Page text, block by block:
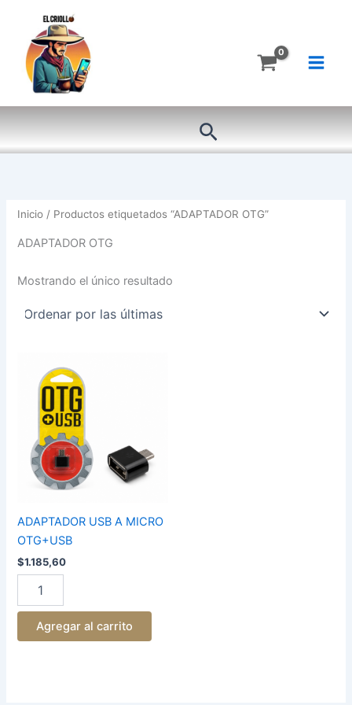
contenido
Buscar
Inicio / Productos etiquetados “ADAPTADOR OTG”
ADAPTADOR OTG
Mostrando el único resultado
ADAPTADOR USB A MICRO
OTG+USB
$1.185,60
MICRO
OTG+USB
cantidad
Agregar al carrito